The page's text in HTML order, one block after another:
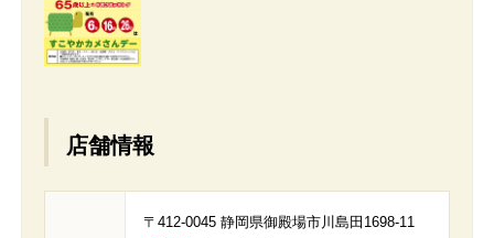
店舗情報
〒412-0045 静岡県御殿場市川島田1698-11